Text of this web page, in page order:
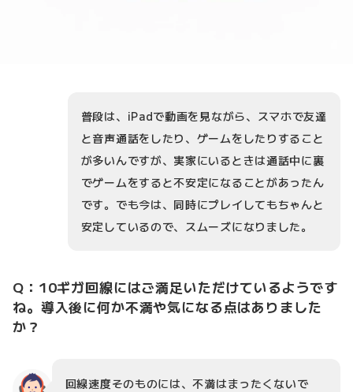
普段は、iPadで動画を見ながら、スマホで友達
と音声通話をしたり、ゲームをしたりすること
が多いんですが、実家にいるときは通話中に裏
でゲームをすると不安定になることがあったん
です。でも今は、同時にプレイしてもちゃんと
安定しているので、スムーズになりました。
Q：10ギガ回線にはご満足いただけているようです
ね。導入後に何か不満や気になる点はありました
か？
回線速度そのものには、不満はまったくないで